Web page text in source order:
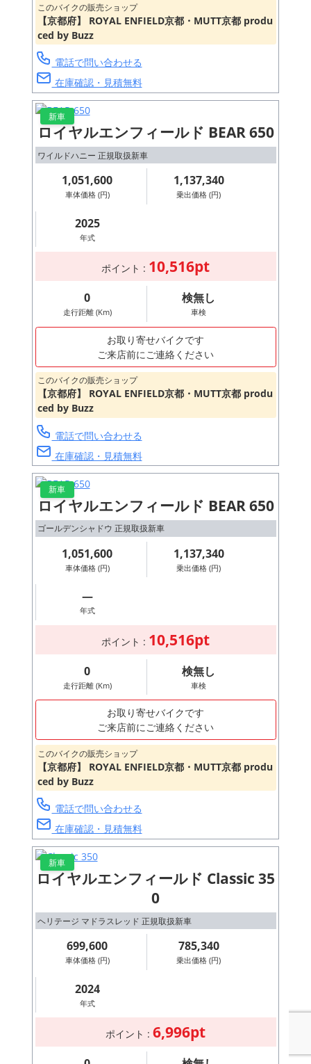
このバイクの販売ショップ
【京都府】 ROYAL ENFIELD京都・MUTT京都 produ
ced by Buzz
電話で問い合わせる
在庫確認・見積無料
新車
ロイヤルエンフィールド BEAR 650
ワイルドハニー 正規取扱新車
1,051,600
車体価格 (円)
1,137,340
乗出価格 (円)
2025
年式
ポイント : 10,516pt
0
走行距離 (Km)
検無し
車検
お取り寄せバイクです
ご来店前にご連絡ください
このバイクの販売ショップ
【京都府】 ROYAL ENFIELD京都・MUTT京都 produ
ced by Buzz
電話で問い合わせる
在庫確認・見積無料
新車
ロイヤルエンフィールド BEAR 650
ゴールデンシャドウ 正規取扱新車
1,051,600
車体価格 (円)
1,137,340
乗出価格 (円)
―
年式
ポイント : 10,516pt
0
走行距離 (Km)
検無し
車検
お取り寄せバイクです
ご来店前にご連絡ください
このバイクの販売ショップ
【京都府】 ROYAL ENFIELD京都・MUTT京都 produ
ced by Buzz
電話で問い合わせる
在庫確認・見積無料
新車
ロイヤルエンフィールド Classic 35
0
ヘリテージ マドラスレッド 正規取扱新車
699,600
車体価格 (円)
785,340
乗出価格 (円)
2024
年式
ポイント : 6,996pt